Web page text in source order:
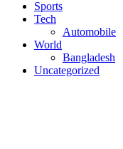
Sports
Tech
Automobile
World
Bangladesh
Uncategorized